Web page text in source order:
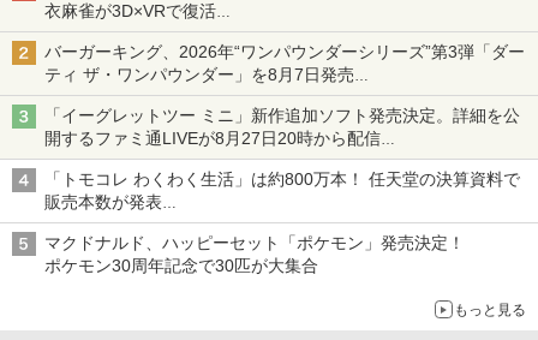
衣麻雀が3D×VRで復活
発売から2週間は20%オフになるセールが実施
バーガーキング、2026年“ワンパウンダーシリーズ”第3弾「ダー
ティ ザ・ワンパウンダー」を8月7日発売
「特製ガーリックマヨソース」を使用した超大型チーズバーガー
「イーグレットツー ミニ」新作追加ソフト発売決定。詳細を公
開するファミ通LIVEが8月27日20時から配信
シリーズ累計100タイトルへ
「トモコレ わくわく生活」は約800万本！ 任天堂の決算資料で
販売本数が発表
「ぽこポケ」は127万本に
マクドナルド、ハッピーセット「ポケモン」発売決定！
ポケモン30周年記念で30匹が大集合
もっと見る